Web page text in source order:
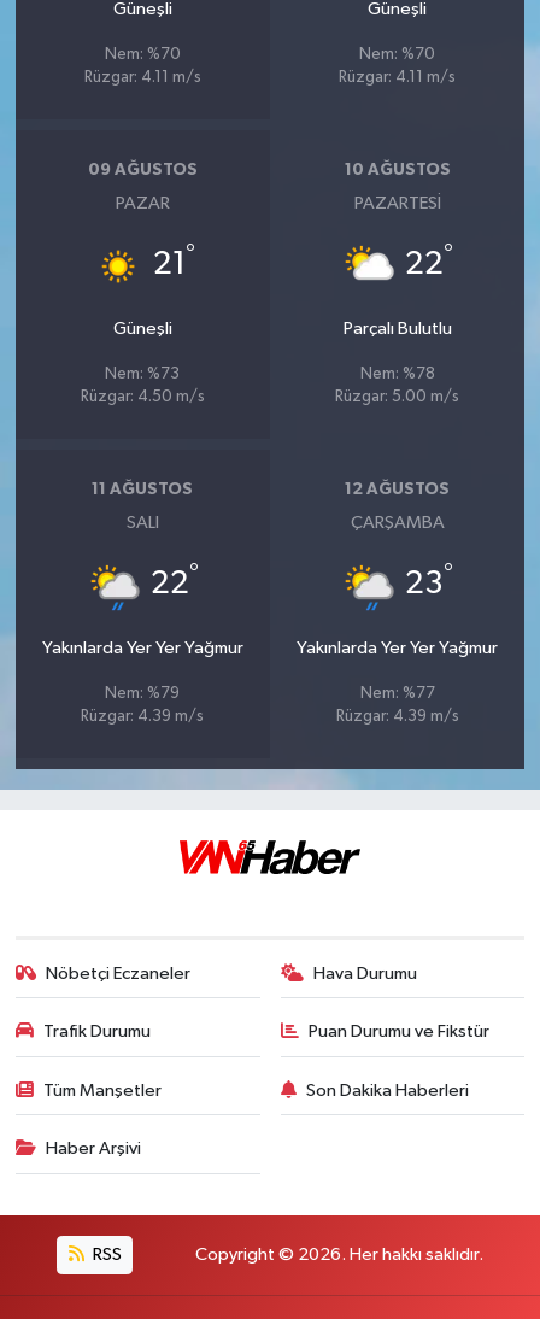
Güneşli
Nem: %70
Rüzgar: 4.11 m/s
Güneşli
Nem: %70
Rüzgar: 4.11 m/s
09 AĞUSTOS
PAZAR
21 °
Güneşli
Nem: %73
Rüzgar: 4.50 m/s
10 AĞUSTOS
PAZARTESI
22°
Parçalı Bulutlu
Nem: %78
Rüzgar: 5.00 m/s
11 AĞUSTOS
SALI
22°
Yakınlarda Yer Yer Yağmur
Nem: %79
Rüzgar: 4.39 m/s
12 AĞUSTOS
ÇARŞAMBA
23°
Yakınlarda Yer Yer Yağmur
Nem: %77
Rüzgar: 4.39 m/s
Nöbetçi Eczaneler Hava Durumu
Trafik Durumu Puan Durumu ve Fikstür
Tüm Manşetler Son Dakika Haberleri
Haber Arşivi
RSS Copyright © 2026. Her hakkı saklıdır.